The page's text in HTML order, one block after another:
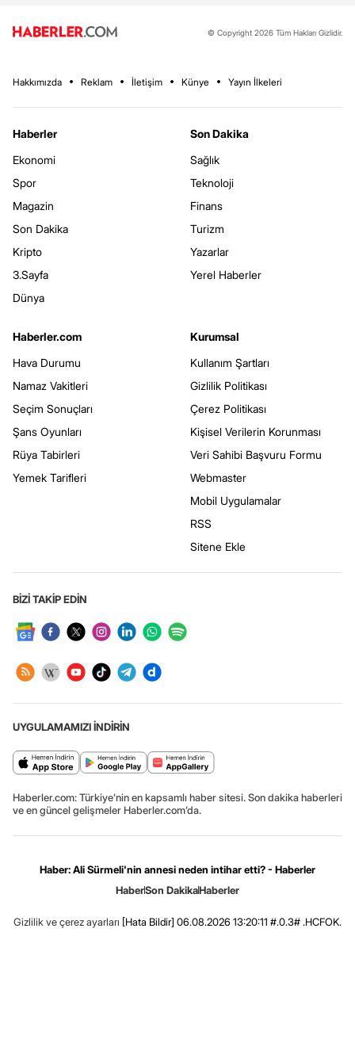
© Copyright 2026 Tüm Hakları Gizlidir.
Hakkımızda Reklam İletişim Künye Yayın İlkeleri
Haberler
Ekonomi
Spor
Magazin
Son Dakika
Kripto
3.Sayfa
Dünya
Son Dakika
Sağlık
Teknoloji
Finans
Turizm
Yazarlar
Yerel Haberler
Haberler.com
Hava Durumu
Namaz Vakitleri
Seçim Sonuçları
Şans Oyunları
Rüya Tabirleri
Yemek Tarifleri
Kurumsal
Kullanım Şartları
Gizlilik Politikası
Çerez Politikası
Kişisel Verilerin Korunması
Veri Sahibi Başvuru Formu
Webmaster
Mobil Uygulamalar
RSS
Sitene Ekle
BİZİ TAKİP EDİN
UYGULAMAMIZI İNDİRİN
Haberler.com: Türkiye’nin en kapsamlı haber sitesi. Son dakika haberleri
ve en güncel gelişmeler Haberler.com’da.
Haber: Ali Sürmeli'nin annesi neden intihar etti? - Haberler
HaberSon DakikaHaberler
Gizlilik ve çerez ayarları [Hata Bildir] 06.08.2026 13:20:11 #.0.3# .HCFOK.